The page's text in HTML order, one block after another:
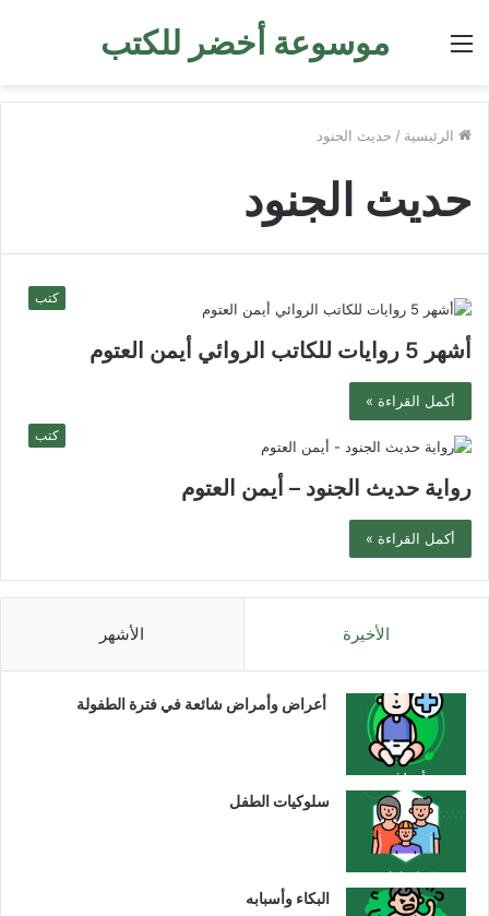
موسوعة أخضر للكتب القائمة
الرئيسية / حديث الجنود
حديث الجنود
كتب
أشهر 5 روايات للكاتب الروائي أيمن العتوم
أكمل القراءة »
كتب
رواية حديث الجنود – أيمن العتوم
أكمل القراءة »
الأخيرة الأشهر
أعراض وأمراض شائعة في فترة الطفولة
سلوكيات الطفل
البكاء وأسبابه